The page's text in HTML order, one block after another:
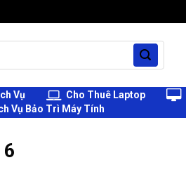
Vụ Cho Thuê Laptop
Vụ Bảo Trì Máy Tính